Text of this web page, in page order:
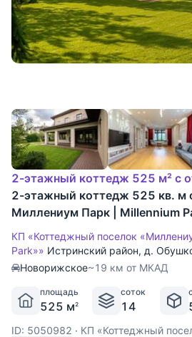
2-этажный коттедж 525 м² с
2-этажный коттедж 525 кв. м
Миллениум Парк | Millennium
КП «Коттеджный поселок
Park»» Истринский район, д.
Новорижское~19 км от МКАД
площадь
525 м2
соток
14
ID: 5050982 · КП «Коттеджный